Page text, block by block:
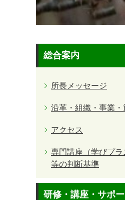
総合案内
所長メッセージ
沿革・組織・事業・
アクセス
専門講座（学びプラ
等の判断基準
研修・講座・サポー